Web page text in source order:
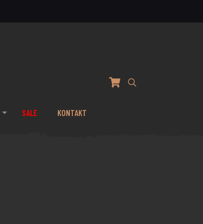
SALE KONTAKT